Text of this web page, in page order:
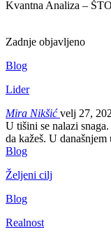
Kvantna Analiza –
Zadnje objavljeno
Blog
Lider
Mira Nikšićvelj 27,
U tišini se nalazi
da kažeš. U današnjem
Blog
Željeni cilj
Blog
Realnost